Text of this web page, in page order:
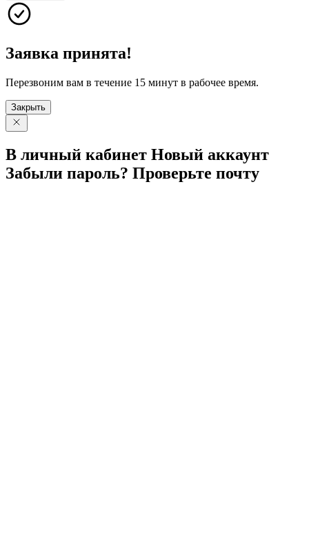
Заявка принята!
Перезвоним вам в течение 15 минут в рабочее время.
Закрыть
В личный кабинет Новый аккаунт
Забыли пароль? Проверьте почту